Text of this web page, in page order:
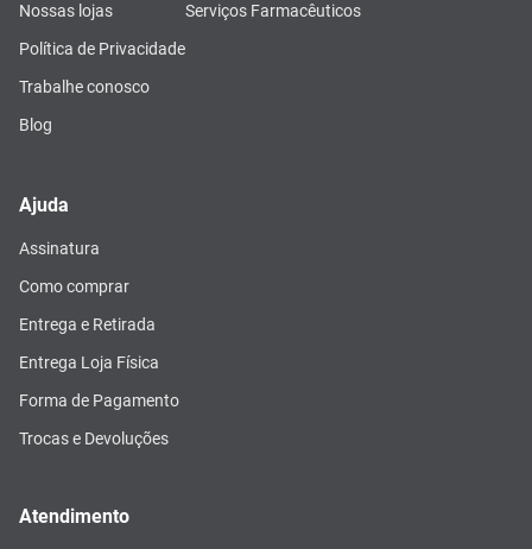
Nossas lojas
Política de Privacidade
Trabalhe conosco
Blog
Serviços Farmacêuticos
Ajuda
Assinatura
Como comprar
Entrega e Retirada
Entrega Loja Física
Forma de Pagamento
Trocas e Devoluções
Atendimento